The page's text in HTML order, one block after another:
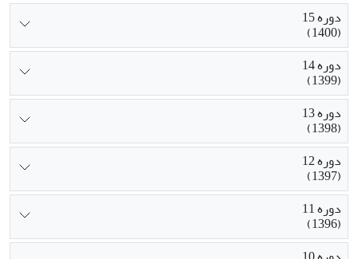
دوره 15
(1400)
دوره 14
(1399)
دوره 13
(1398)
دوره 12
(1397)
دوره 11
(1396)